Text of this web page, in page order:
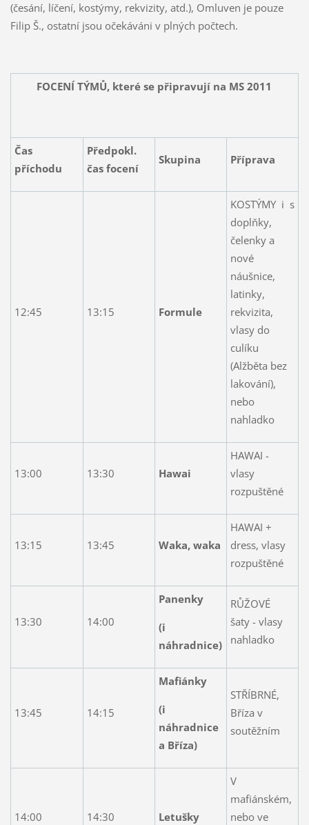
(česání, líčení, kostýmy, rekvizity, atd.), Omluven je pouze
Filip Š., ostatní jsou očekáváni v plných počtech.
FOCENÍ TÝMŮ, které se připravují na MS 2011
Čas
příchodu
Předpokl.
čas focení
Skupina Příprava
12:45 13:15 Formule
KOSTÝMY i s
doplňky,
čelenky a
nové
náušnice,
latinky,
rekvizita,
vlasy do
culíku
(Alžběta bez
lakování),
nebo
nahladko
13:00 13:30 Hawai
HAWAI -
vlasy
rozpuštěné
13:15 13:45 Waka, waka
HAWAI +
dress, vlasy
rozpuštěné
13:30 14:00
Panenky
(i
náhradnice)
RŮŽOVÉ
šaty - vlasy
nahladko
13:45 14:15
Mafiánky
(i
náhradnice
a Bříza)
STŘÍBRNÉ,
Bříza v
soutěžním
14:00 14:30 Letušky
V
mafiánském,
nebo ve